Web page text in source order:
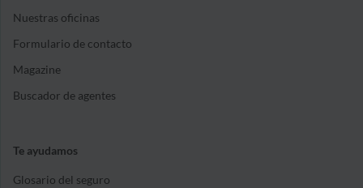
Nuestras oficinas
Formulario de contacto
Magazine
Buscador de agentes
Te ayudamos
Glosario del seguro